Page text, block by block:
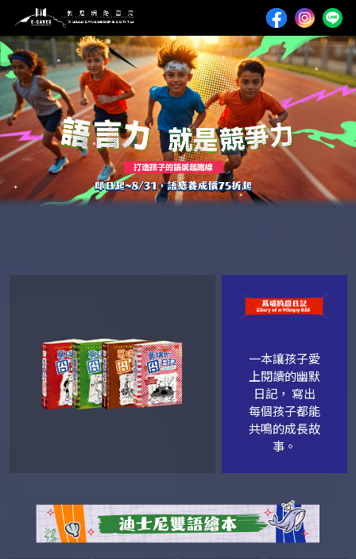
一本讓孩子愛
上閱讀的幽默
日記， 寫出
每個孩子都能
共鳴的成長故
事。